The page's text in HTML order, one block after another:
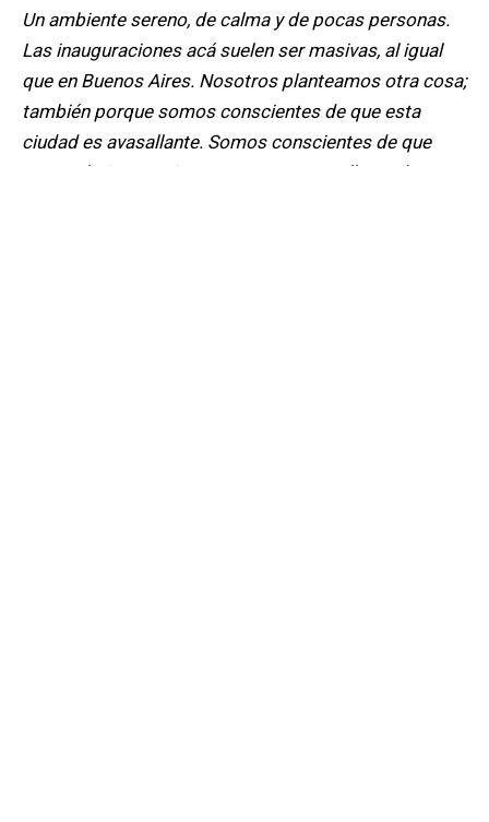
Un ambiente sereno, de calma y de pocas personas.
Las inauguraciones acá suelen ser masivas, al igual
que en Buenos Aires. Nosotros planteamos otra cosa;
también porque somos conscientes de que esta
ciudad es avasallante. Somos conscientes de que
somos latinoamericanos, que estamos llegando, que